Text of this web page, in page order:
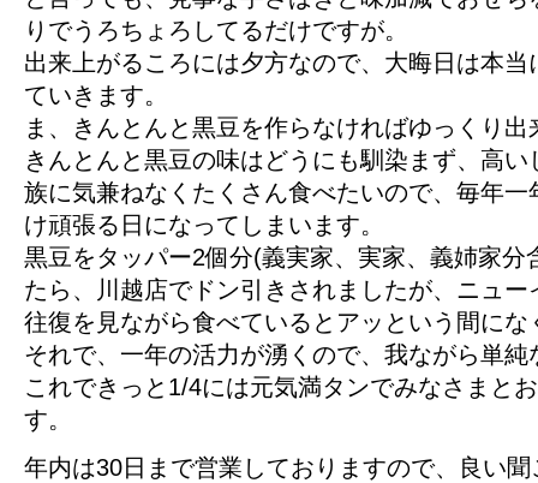
りでうろちょろしてるだけですが。
出来上がるころには夕方なので、大晦日は本
ていきます。
ま、きんとんと黒豆を作らなければゆっくり
きんとんと黒豆の味はどうにも馴染まず、高
族に気兼ねなくたくさん食べたいので、毎年
け頑張る日になってしまいます。
黒豆をタッパー2個分(義実家、実家、義姉家分
たら、川越店でドン引きされましたが、ニュ
往復を見ながら食べているとアッという間にな
それで、一年の活力が湧くので、我ながら単純
これできっと1/4には元気満タンでみなさまと
す。
年内は30日まで営業しておりますので、良い